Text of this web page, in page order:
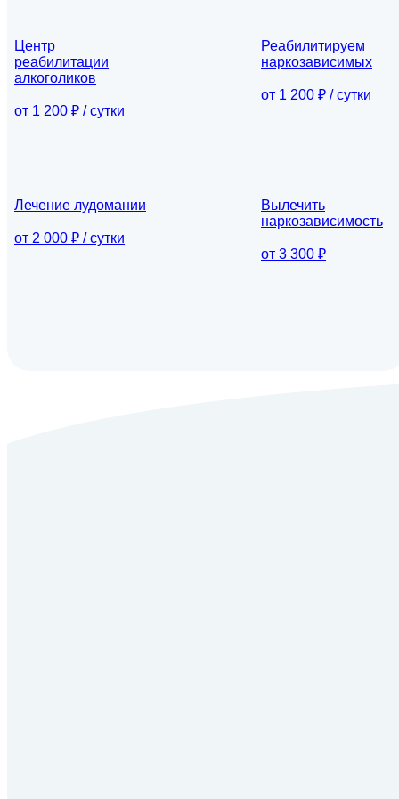
Центр
реабилитации
алкоголиков
от 1 200 ₽ / сутки
Реабилитируем
наркозависимых
от 1 200 ₽ / сутки
Лечение лудомании
от 2 000 ₽ / сутки
Вылечить
наркозависимость
от 3 300 ₽